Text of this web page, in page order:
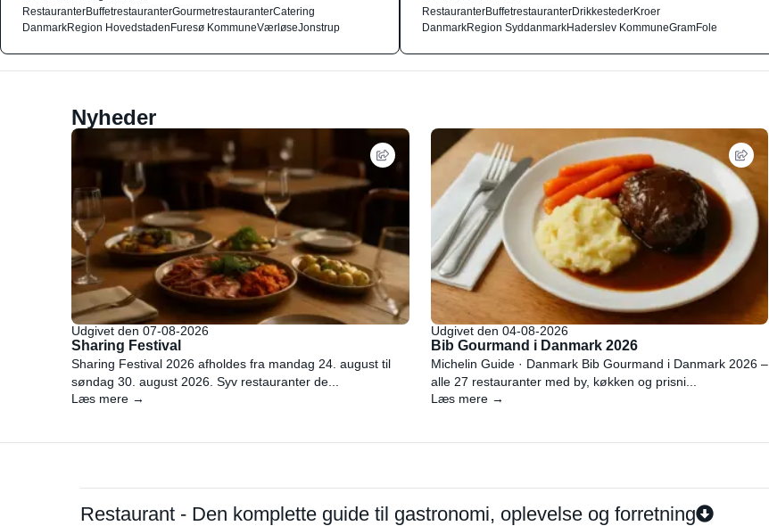
RestauranterBuffetrestauranterGourmetrestauranterCatering
DanmarkRegion HovedstadenFuresø KommuneVærløseJonstrup
RestauranterBuffetrestauranterDrikkestederKroer
DanmarkRegion SyddanmarkHaderslev KommuneGramFole
Nyheder
Udgivet den 07-08-2026
Sharing Festival
Sharing Festival 2026 afholdes fra mandag 24. august til
søndag 30. august 2026. Syv restauranter de...
Læs mere →
Udgivet den 04-08-2026
Bib Gourmand i Danmark 2026
Michelin Guide · Danmark Bib Gourmand i Danmark 2026 –
alle 27 restauranter med by, køkken og prisni...
Læs mere →
Restaurant - Den komplette guide til gastronomi, oplevelse og forretning